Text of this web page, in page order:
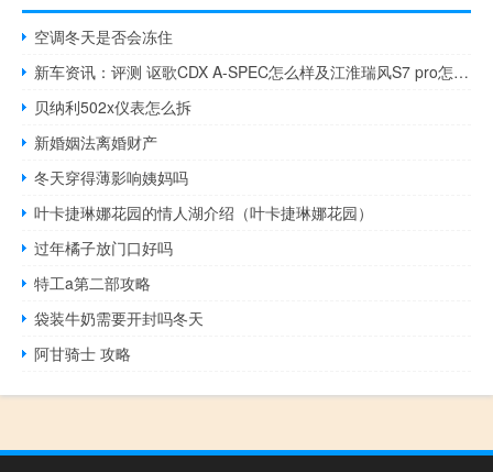
空调冬天是否会冻住
新车资讯：评测 讴歌CDX A-SPEC怎么样及江淮瑞风S7 pro怎么样
贝纳利502x仪表怎么拆
新婚姻法离婚财产
冬天穿得薄影响姨妈吗
叶卡捷琳娜花园的情人湖介绍（叶卡捷琳娜花园）
过年橘子放门口好吗
特工a第二部攻略
袋装牛奶需要开封吗冬天
阿甘骑士 攻略